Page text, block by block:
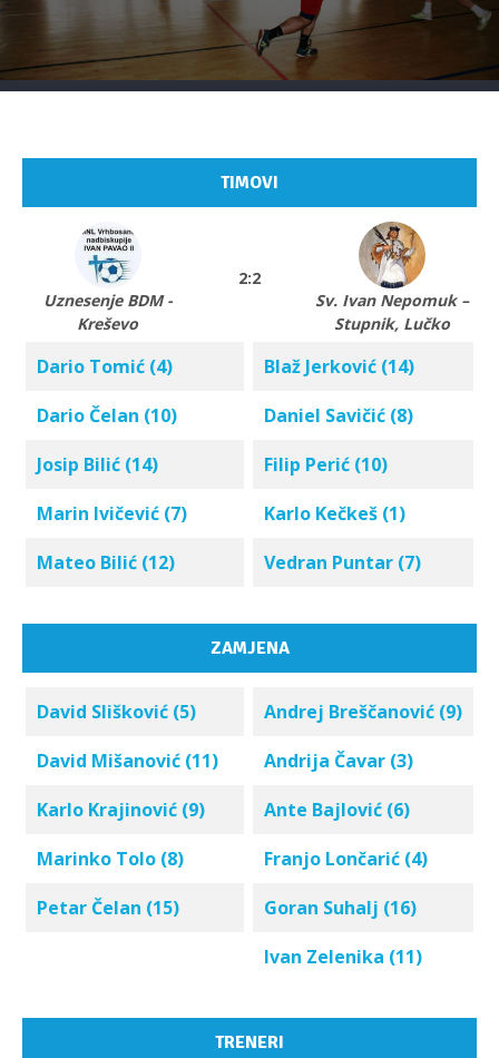
TIMOVI
Uznesenje BDM -
Kreševo
2:2
Sv. Ivan Nepomuk –
Stupnik, Lučko
Dario Tomić (4)
Dario Čelan (10)
Josip Bilić (14)
Marin Ivičević (7)
Mateo Bilić (12)
Blaž Jerković (14)
Daniel Savičić (8)
Filip Perić (10)
Karlo Kečkeš (1)
Vedran Puntar (7)
ZAMJENA
David Slišković (5)
David Mišanović (11)
Karlo Krajinović (9)
Marinko Tolo (8)
Petar Čelan (15)
Andrej Breščanović (9)
Andrija Čavar (3)
Ante Bajlović (6)
Franjo Lončarić (4)
Goran Suhalj (16)
Ivan Zelenika (11)
TRENERI